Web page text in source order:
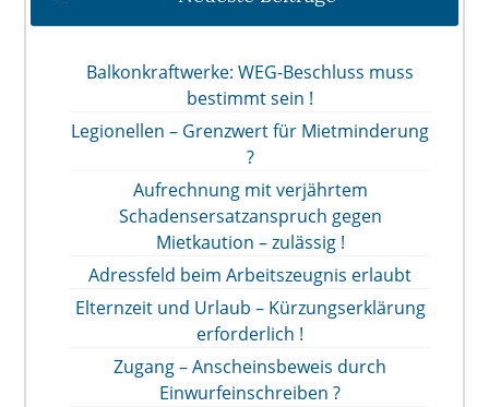
Balkonkraftwerke: WEG-Beschluss muss
bestimmt sein !
Legionellen – Grenzwert für Mietminderung
?
Aufrechnung mit verjährtem
Schadensersatzanspruch gegen
Mietkaution – zulässig !
Adressfeld beim Arbeitszeugnis erlaubt
Elternzeit und Urlaub – Kürzungserklärung
erforderlich !
Zugang – Anscheinsbeweis durch
Einwurfeinschreiben ?